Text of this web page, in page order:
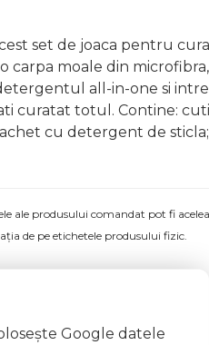
set de joaca pentru
moale din
all-in-one si
curatat totul. Contine:
cu detergent de
ale produsului comandat pot fi
de pe etichetele produsului fizic.
Google datele